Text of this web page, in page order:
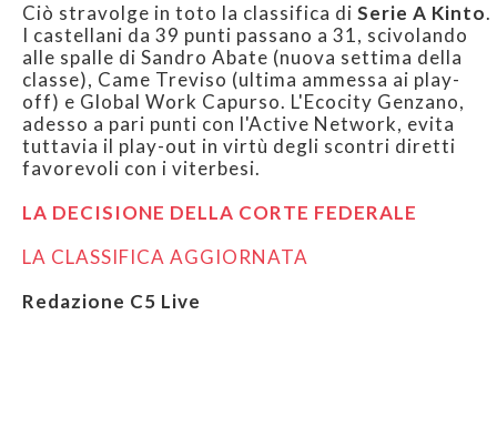
Ciò stravolge in toto la classifica di Serie A Kinto.
I castellani da 39 punti passano a 31, scivolando
alle spalle di Sandro Abate (nuova settima della
classe), Came Treviso (ultima ammessa ai play-
off) e Global Work Capurso. L'Ecocity Genzano,
adesso a pari punti con l'Active Network, evita
tuttavia il play-out in virtù degli scontri diretti
favorevoli con i viterbesi.
LA DECISIONE DELLA CORTE FEDERALE
LA CLASSIFICA AGGIORNATA
Redazione C5 Live